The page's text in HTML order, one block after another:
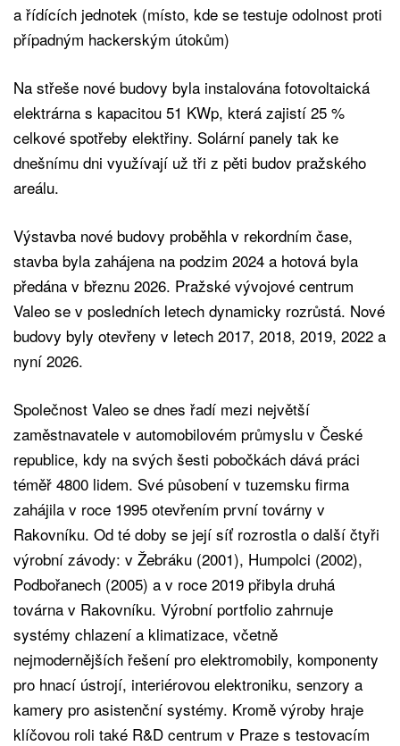
a řídících jednotek (místo, kde se testuje odolnost proti
případným hackerským útokům)
Na střeše nové budovy byla instalována fotovoltaická
elektrárna s kapacitou 51 KWp, která zajistí 25 %
celkové spotřeby elektřiny. Solární panely tak ke
dnešnímu dni využívají už tři z pěti budov pražského
areálu.
Výstavba nové budovy proběhla v rekordním čase,
stavba byla zahájena na podzim 2024 a hotová byla
předána v březnu 2026. Pražské vývojové centrum
Valeo se v posledních letech dynamicky rozrůstá. Nové
budovy byly otevřeny v letech 2017, 2018, 2019, 2022 a
nyní 2026.
Společnost Valeo se dnes řadí mezi největší
zaměstnavatele v automobilovém průmyslu v České
republice, kdy na svých šesti pobočkách dává práci
téměř 4800 lidem. Své působení v tuzemsku firma
zahájila v roce 1995 otevřením první továrny v
Rakovníku. Od té doby se její síť rozrostla o další čtyři
výrobní závody: v Žebráku (2001), Humpolci (2002),
Podbořanech (2005) a v roce 2019 přibyla druhá
továrna v Rakovníku. Výrobní portfolio zahrnuje
systémy chlazení a klimatizace, včetně
nejmodernějších řešení pro elektromobily, komponenty
pro hnací ústrojí, interiérovou elektroniku, senzory a
kamery pro asistenční systémy. Kromě výroby hraje
klíčovou roli také R&D centrum v Praze s testovacím